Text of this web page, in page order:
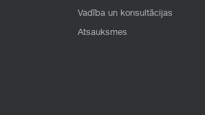
Vadība un konsultācijas
Atsauksmes